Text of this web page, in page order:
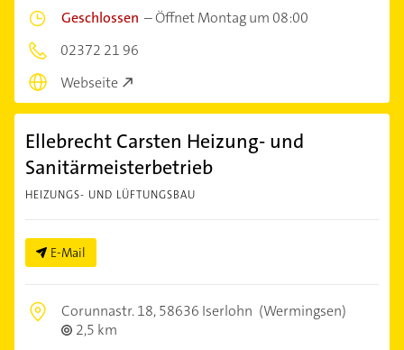
Geschlossen –Öffnet Montag um 08:00
02372 21 96
Webseite
Ellebrecht Carsten Heizung- und
Sanitärmeisterbetrieb
HEIZUNGS- UND LÜFTUNGSBAU
E-Mail
Corunnastr. 18,58636 Iserlohn (Wermingsen)
2,5 km